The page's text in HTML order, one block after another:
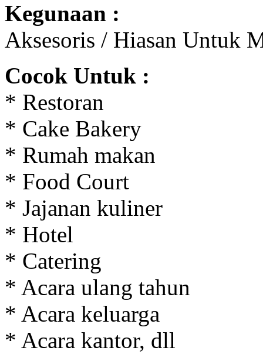
Kegunaan :
Aksesoris / Hiasan Untuk
Cocok Untuk :
* Restoran
* Cake Bakery
* Rumah makan
* Food Court
* Jajanan kuliner
* Hotel
* Catering
* Acara ulang tahun
* Acara keluarga
* Acara kantor, dll